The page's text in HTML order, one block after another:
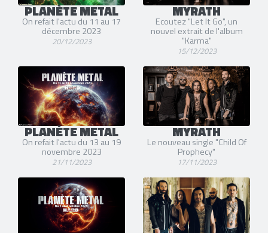
PLANÈTE METAL
On refait l'actu du 11 au 17
décembre 2023
20/12/2023
MYRATH
Ecoutez "Let It Go", un
nouvel extrait de l'album
"Karma"
15/12/2023
PLANÈTE METAL
On refait l'actu du 13 au 19
novembre 2023
21/11/2023
MYRATH
Le nouveau single "Child Of
Prophecy"
17/11/2023